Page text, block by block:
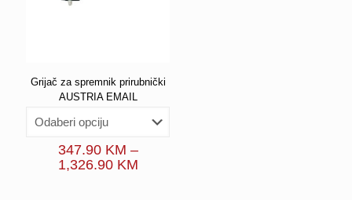
Grijač za spremnik prirubnički
AUSTRIA EMAIL
347.90 KM –
1,326.90 KMPrice